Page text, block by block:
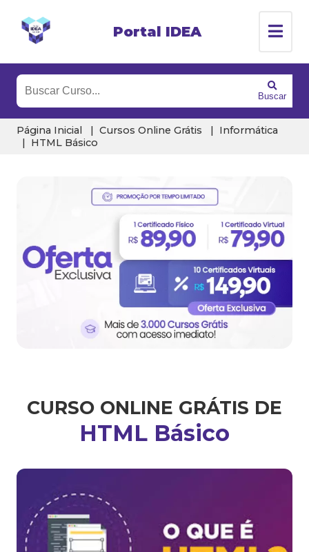
Portal IDEA
Buscar
Página Inicial Cursos Online Grátis
Informática
HTML Básico
CURSO ONLINE GRÁTIS DE
HTML Básico